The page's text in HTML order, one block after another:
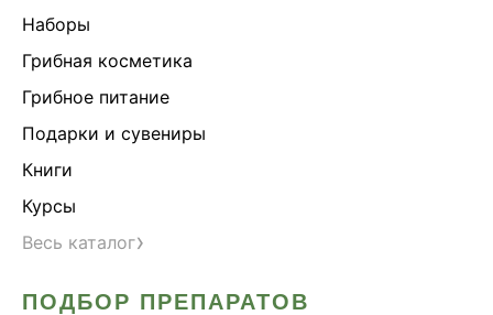
Наборы
Грибная косметика
Грибное питание
Подарки и сувениры
Книги
Курсы
Весь каталог›
ПОДБОР ПРЕПАРАТОВ